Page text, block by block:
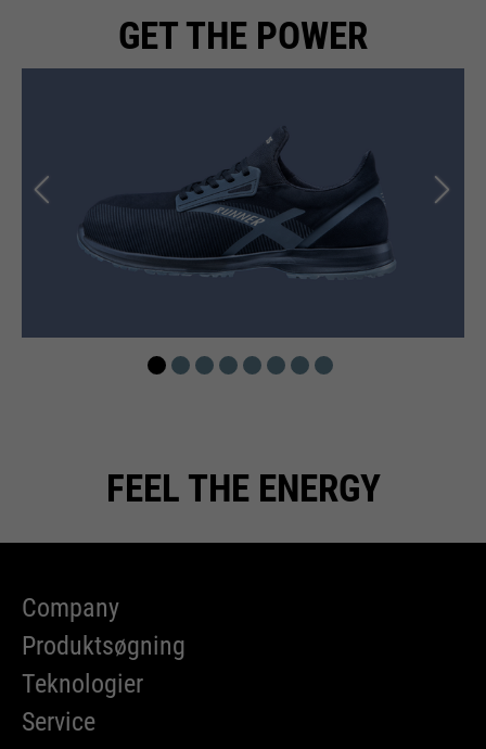
GET THE POWER
FEEL THE ENERGY
Company
Produktsøgning
Teknologier
Service